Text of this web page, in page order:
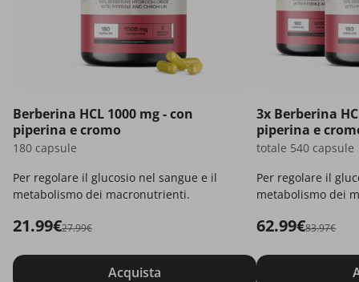
Berberina HCL 1000 mg - con
piperina e cromo
180 capsule
Per regolare il glucosio nel sangue e il
metabolismo dei macronutrienti.
21.99€27.99€
Acquista
3x Berberina
piperina e
totale 540 capsule
Per regolare il
metabolismo dei
62.99€83.97€